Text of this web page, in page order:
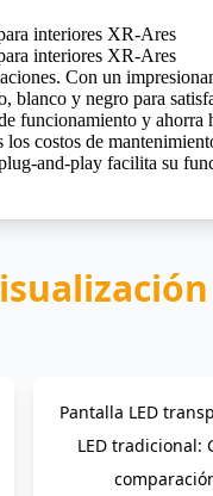
Con un
y negro para
funcionamiento y
costos de
and-play facilita su
Pantalla LED
LED tradicional: